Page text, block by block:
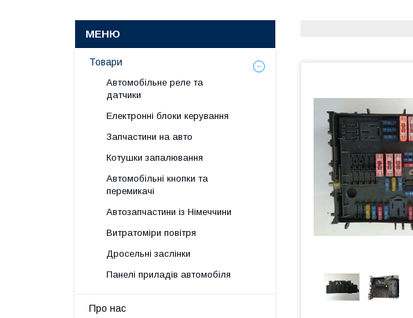
Товари
Автомобільне реле та
датчики
Електронні блоки керування
Запчастини на авто
Котушки запалювання
Автомобільні кнопки та
перемикачі
Автозапчастини із Німеччини
Витратоміри повітря
Дросельні заслінки
Панелі приладів автомобіля
Про нас